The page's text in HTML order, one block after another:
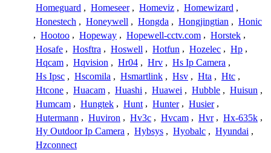
Homeguard , Homeseer , Homeviz , Homewizard ,
Honestech , Honeywell , Hongda , Hongjingtian , Honic
, Hootoo , Hopeway , Hopewell-cctv.com , Horstek ,
Hosafe , Hosftra , Hoswell , Hotfun , Hozelec , Hp ,
Hqcam , Hqvision , Hr04 , Hrv , Hs Ip Camera ,
Hs Ipsc , Hscomila , Hsmartlink , Hsv , Hta , Htc ,
Htcone , Huacam , Huashi , Huawei , Hubble , Huisun ,
Humcam , Hungtek , Hunt , Hunter , Husier ,
Hutermann , Huviron , Hv3c , Hvcam , Hvr , Hx-635k ,
Hy Outdoor Ip Camera , Hybsys , Hyobalc , Hyundai ,
Hzconnect